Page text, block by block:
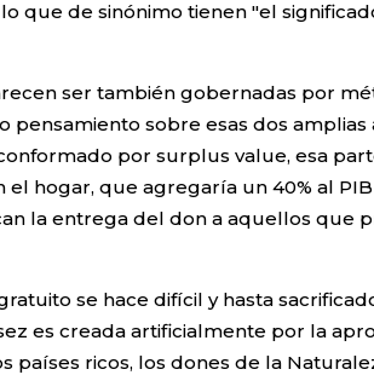
que de sinónimo tienen "el
ser también gobernadas por
sobre esas dos amplias
por surplus value, esa
hogar, que agregaría un 40% al PIB
la entrega del don a aquellos que
se hace difícil y hasta
es creada artificialmente por la
ricos, los dones de la